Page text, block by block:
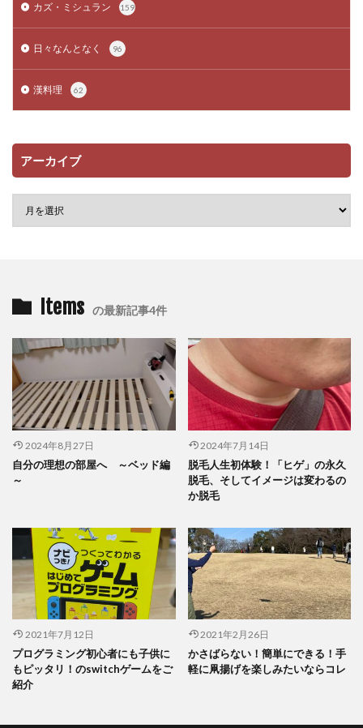
カズ・ミシュラン 159
日々なんとなく 96
漢料理 62
アーカイブ
Items の最新記事4件
2024年8月27日
自分の理想の部屋へ ～ベッド編
～
2024年7月14日
脱毛人生初体験！「ヒゲ」の永久
脱毛、そしてイメージは変わるの
か脱毛
2021年7月12日
プログラミング初心者にも子供に
もピッタリ！のswitchゲームをご
紹介
2021年2月26日
かさばらない！簡単にできる！手
軽に凧揚げを楽しみたいならコレ